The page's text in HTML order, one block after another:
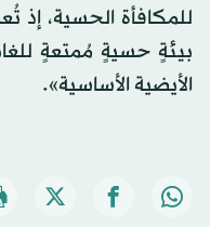
للمكافأة الحسية،
بيئةٍ حسيةٍ مُمتعةٍ
الأيضية الأساسية».